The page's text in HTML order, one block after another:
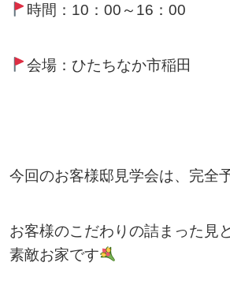
時間：10：00～16：00
会場：ひたちなか市稲田
今回のお客様邸見学会は、完全
お客様のこだわりの詰まった見
素敵お家です